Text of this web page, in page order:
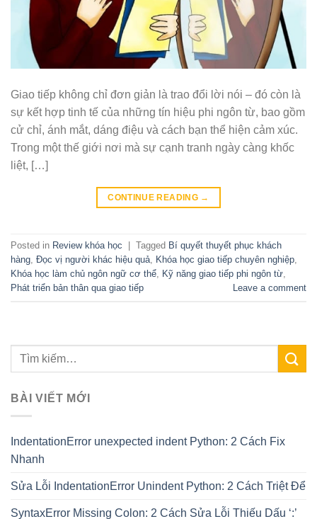
Giao tiếp không chỉ đơn giản là trao đổi lời nói – đó còn là
sự kết hợp tinh tế của những tín hiệu phi ngôn từ, bao gồm
cử chỉ, ánh mắt, dáng điệu và cách bạn thể hiện cảm xúc.
Trong một thế giới nơi mà sự cạnh tranh ngày càng khốc
liệt, […]
CONTINUE READING →
Posted in Review khóa học Tagged Bí quyết thuyết phục khách
hàng, Đọc vị người khác hiệu quả, Khóa học giao tiếp chuyên nghiệp,
Khóa học làm chủ ngôn ngữ cơ thể, Kỹ năng giao tiếp phi ngôn từ,
Phát triển bản thân qua giao tiếp
Leave a comment
BÀI VIẾT MỚI
IndentationError unexpected indent Python: 2 Cách Fix
Nhanh
Sửa Lỗi IndentationError Unindent Python: 2 Cách Triệt Để
SyntaxError Missing Colon: 2 Cách Sửa Lỗi Thiếu Dấu ‘:’